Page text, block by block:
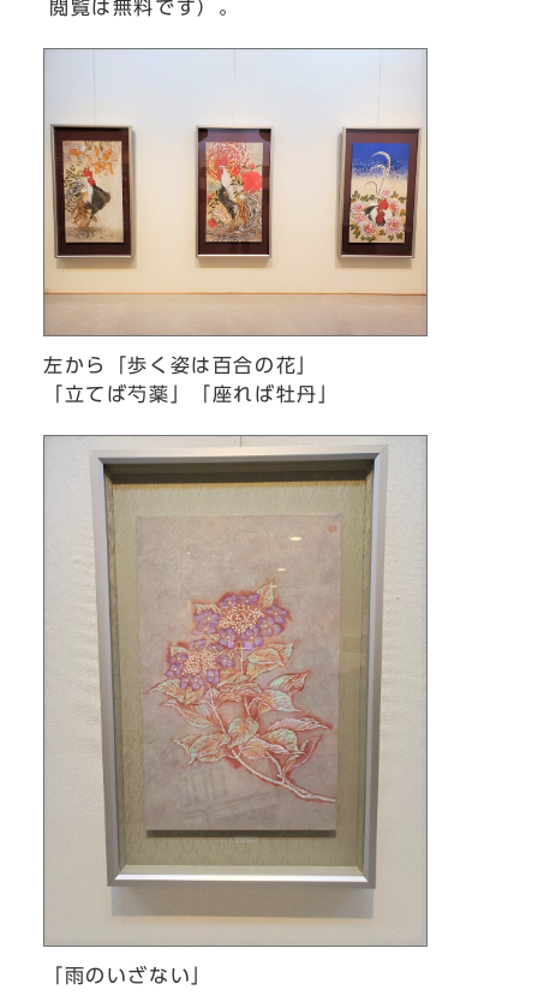
閲覧は無料です）。
左から「歩く姿は百合の花」
「立てば芍薬」「座れば牡丹」
「雨のいざない」